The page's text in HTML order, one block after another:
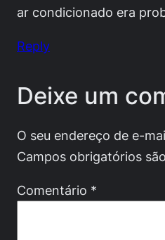
ar condicionado era
Reply
Deixe um
O seu endereço de e-
Campos obrigatórios
Comentário *